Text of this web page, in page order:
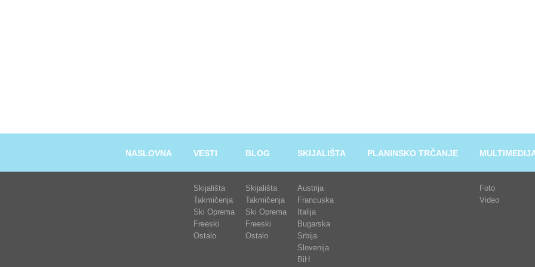
NASLOVNA VESTI
Skijališta
Takmičenja
Ski Oprema
Freeski
Ostalo
BLOG
Skijališta
Takmičenja
Ski Oprema
Freeski
Ostalo
SKIJALIŠTA
Austrija
Francuska
Italija
Bugarska
Srbija
Slovenija
BiH
PLANINSKO TRČANJE
Foto
Video